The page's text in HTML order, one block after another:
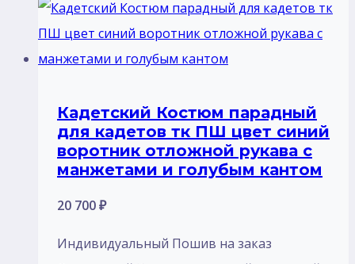
Кадетский Костюм парадный
для кадетов тк ПШ цвет синий
воротник отложной рукава с
манжетами и голубым кантом
20 700₽
Индивидуальный Пошив на заказ